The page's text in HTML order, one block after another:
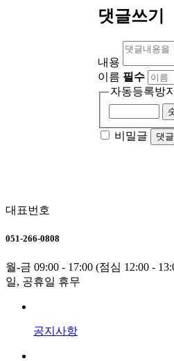
댓글쓰기
내용
이름 필수
자동등록방지
비밀글 댓
대표번호
051-266-0808
월-금 09:00 - 17:00 (점심 12:00 -
일, 공휴일 휴무
공지사항